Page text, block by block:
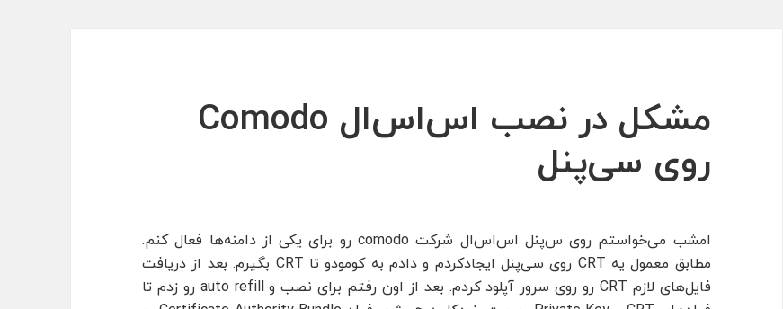
مشکل در نصب اس‌اس‌ال Comodo
روی سی‌پنل
امشب می‌خواستم روی س‌پنل اس‌اس‌ال شرکت comodo رو برای یکی از دامنه‌ها فعال کنم.
مطابق معمول یه CRT روی سی‌پنل ایجادکردم و دادم به کومودو تا CRT بگیرم. بعد از دریافت‌
فایل‌های لازم CRT رو روی سرور آپلود کردم. بعد از اون رفتم برای نصب و auto refill رو زدم تا